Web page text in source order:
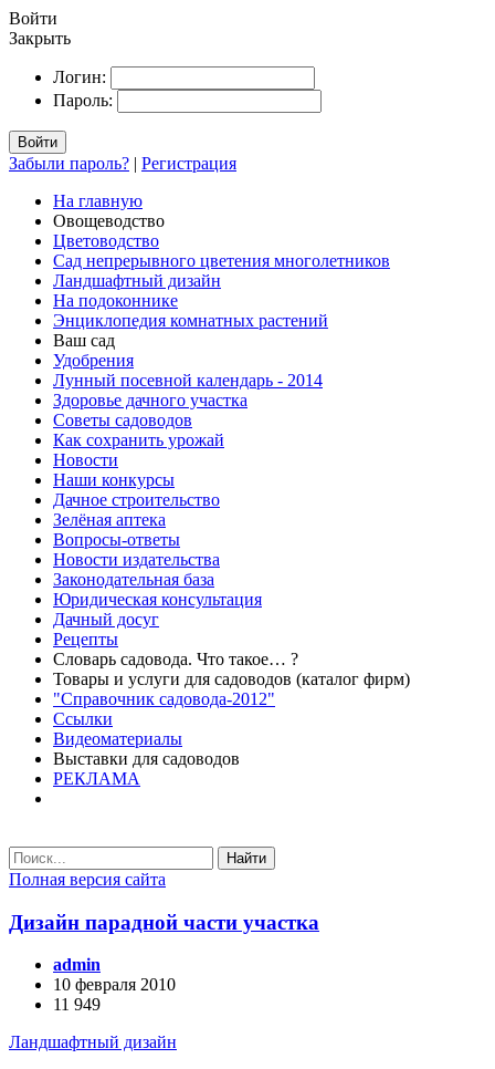
Войти
Закрыть
Логин:
Пароль:
Войти
Забыли пароль? | Регистрация
На главную
Овощеводство
Цветоводство
Сад непрерывного цветения многолетников
Ландшафтный дизайн
На подоконнике
Энциклопедия комнатных растений
Ваш сад
Удобрения
Лунный посевной календарь - 2014
Здоровье дачного участка
Советы садоводов
Как сохранить урожай
Новости
Наши конкурсы
Дачное строительство
Зелёная аптека
Вопросы-ответы
Новости издательства
Законодательная база
Юридическая консультация
Дачный досуг
Рецепты
Словарь садовода. Что такое… ?
Товары и услуги для садоводов (каталог фирм)
"Справочник садовода-2012"
Ссылки
Видеоматериалы
Выставки для садоводов
РЕКЛАМА
Найти
Полная версия сайта
Дизайн парадной части участка
admin
10 февраля 2010
11 949
Ландшафтный дизайн